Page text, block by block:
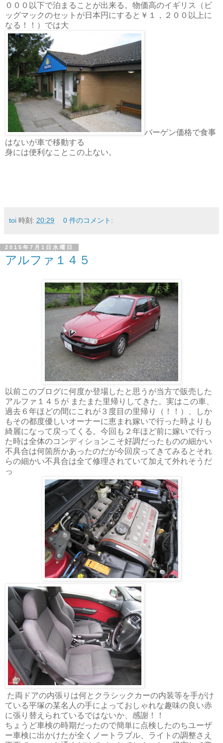
０００以下で泊まることが出来る。物価高のイギリス（ビ
ッグマックのセットが日本円にすると￥１，２００以上に
なる！！）では大
バーゲン価格で食事
はないが車で移動する
身には便利なことこの上ない。
toi 時刻: 20:29 0 件のコメント:
2015年7月1日水曜日
アルファ１４５
以前このブログに何度か登場したと思うが当方で販売した
アルファ１４５が またまた里帰りしてきた。実はこの車、
過去６年ほどの間にこれが３度目の里帰り（！！）、しか
もその都度優しいオーナーに恵まれ嫁いで行った時よりも
綺麗になって戻ってくる。今回も２年ほど前に嫁いで行っ
た時は全体のコンディションこそ好調だったものの細かい
不具合は何箇所かあったのだが今回戻ってきてみるとそれ
らの細かい不具合は全て修理されていて加えて外れそうだ
っ
た両ドアの内張りは何とクラシックカーの内装等を手がけ
ている平塚の某名人の手によっておしゃれな趣味の良い赤
に張り替えられているではないか、感謝！！
ちょうど車検の時期だったので簡単に点検したのちユーザ
ー車検に出かけたが全くノートラブル、ライトの調整さえ